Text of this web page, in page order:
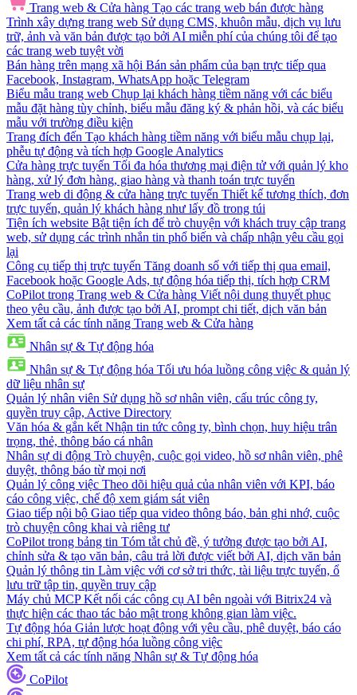
Trang web & Cửa hàng Tạo các trang web bán được hàng
Trình xây dựng trang web Sử dụng CMS, khuôn mẫu, dịch vụ lưu
trữ, ảnh và văn bản được tạo bởi AI miễn phí của chúng tôi để tạo
các trang web tuyệt vời
Bán hàng trên mạng xã hội Bán sản phẩm của bạn trực tiếp qua
Facebook, Instagram, WhatsApp hoặc Telegram
Biểu mẫu trang web Chụp lại khách hàng tiềm năng với các biểu
mẫu đặt hàng tùy chỉnh, biểu mẫu đăng ký & phản hồi, và các biểu
mẫu với trường điều kiện
Trang đích đến Tạo khách hàng tiềm năng với biểu mẫu chụp lại,
phễu tự động và tích hợp Google Analytics
Cửa hàng trực tuyến Tối đa hóa thương mại điện tử với quản lý kho
hàng, xử lý đơn hàng, giao hàng và thanh toán trực tuyến
Trang web di động & cửa hàng trực tuyến Thiết kế tương thích, đơn
trực tuyến, quản lý khách hàng như lấy đồ trong túi
Tiện ích website Bật tiện ích để trò chuyện với khách truy cập trang
web, sử dụng các trình nhắn tin phổ biến và chấp nhận yêu cầu gọi
lại
Công cụ tiếp thị trực tuyến Tăng doanh số với tiếp thị qua email,
Facebook hoặc Google Ads, tự động hóa tiếp thị, tích hợp CRM
CoPilot trong Trang web & Cửa hàng Viết nội dung thuyết phục
theo yêu cầu, ảnh được tạo bởi AI, prompt chi tiết, dịch văn bản
Xem tất cả các tính năng Trang web & Cửa hàng
Nhân sự & Tự động hóa
Nhân sự & Tự động hóa Tối ưu hóa luồng công việc & quản lý
dữ liệu nhân sự
Quản lý nhân viên Sử dụng hồ sơ nhân viên, cấu trúc công ty,
quyền truy cập, Active Directory
Văn hóa & gắn kết Nhận tin tức công ty, bình chọn, huy hiệu trân
trọng, thẻ, thông báo cá nhân
Nhân sự di động Trò chuyện, cuộc gọi video, hồ sơ nhân viên, phê
duyệt, thông báo từ mọi nơi
Quản lý công việc Theo dõi hiệu quả của nhân viên với KPI, báo
cáo công việc, chế độ xem giám sát viên
Giao tiếp nội bộ Giao tiếp qua video thông báo, bản ghi nhớ, cuộc
trò chuyện công khai và riêng tư
CoPilot trong bảng tin Tóm tắt chủ đề, ý tưởng được tạo bởi AI,
chỉnh sửa & tạo văn bản, câu trả lời được viết bởi AI, dịch văn bản
Quản lý thông tin Làm việc với cơ sở tri thức, tài liệu trực tuyến, ổ
lưu trữ tập tin, quyền truy cập
Máy chủ MCP Kết nối các công cụ AI bên ngoài với Bitrix24 và
thực hiện các thao tác bảo mật trong không gian làm việc.
Tự động hóa Giản lược hoạt động với yêu cầu, phê duyệt, báo cáo
chi phí, RPA, tự động hóa luồng công việc
Xem tất cả các tính năng Nhân sự & Tự động hóa
CoPilot